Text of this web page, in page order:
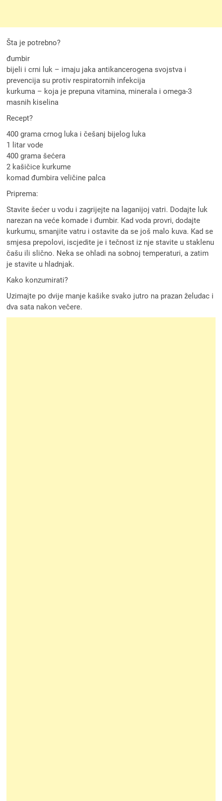
Šta je potrebno?
đumbir
bijeli i crni luk – imaju jaka antikancerogena svojstva i
prevencija su protiv respiratornih infekcija
kurkuma – koja je prepuna vitamina, minerala i omega-3
masnih kiselina
Recept?
400 grama crnog luka i češanj bijelog luka
1 litar vode
400 grama šećera
2 kašičice kurkume
komad đumbira veličine palca
Priprema:
Stavite šećer u vodu i zagrijejte na laganijoj vatri. Dodajte luk
narezan na veće komade i đumbir. Kad voda provri, dodajte
kurkumu, smanjite vatru i ostavite da se još malo kuva. Kad se
smjesa prepolovi, iscjedite je i tečnost iz nje stavite u staklenu
čašu ili slično. Neka se ohladi na sobnoj temperaturi, a zatim
je stavite u hladnjak.
Kako konzumirati?
Uzimajte po dvije manje kašike svako jutro na prazan želudac i
dva sata nakon večere.